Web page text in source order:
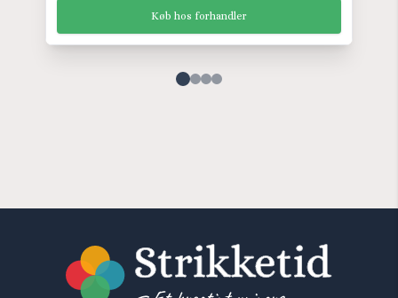
Køb hos forhandler